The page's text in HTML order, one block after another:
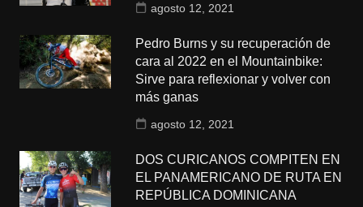
agosto 12, 2021
Pedro Burns y su recuperación de
cara al 2022 en el Mountainbike:
Sirve para reflexionar y volver con
más ganas
agosto 12, 2021
DOS CURICANOS COMPITEN EN
EL PANAMERICANO DE RUTA EN
REPÚBLICA DOMINICANA